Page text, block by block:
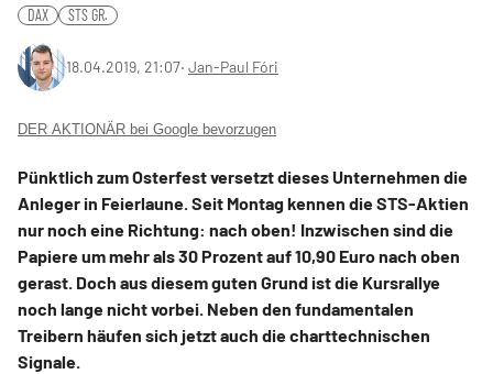
DAX STS GR.
18.04.2019, 21:07‧ Jan-Paul Fóri
DER AKTIONÄR bei Google bevorzugen
Pünktlich zum Osterfest versetzt dieses Unternehmen die
Anleger in Feierlaune. Seit Montag kennen die STS-Aktien
nur noch eine Richtung: nach oben! Inzwischen sind die
Papiere um mehr als 30 Prozent auf 10,90 Euro nach oben
gerast. Doch aus diesem guten Grund ist die Kursrallye
noch lange nicht vorbei. Neben den fundamentalen
Treibern häufen sich jetzt auch die charttechnischen
Signale.